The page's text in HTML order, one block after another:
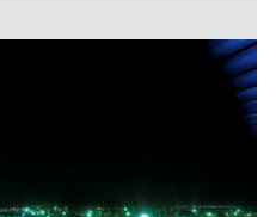
Kanunu uyarınca
okumak ve sitemizde
çerezlerle ilgili bilgi